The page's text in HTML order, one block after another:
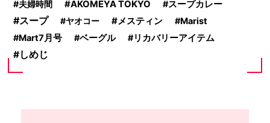
夫婦時間 AKOMEYA TOKYO スープカレー
スープ ヤオコー メスティン
Marist
Mart7月号
ベーグル リカバリーアイテム
しめじ